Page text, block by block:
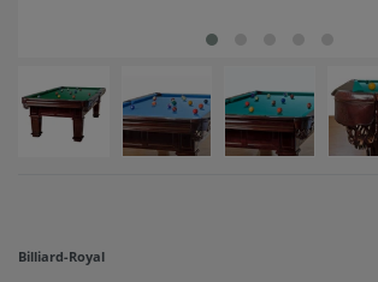
Billiard-Royal